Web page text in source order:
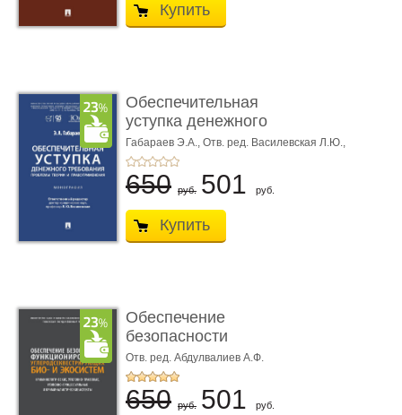
Купить
Обеспечительная
уступка денежного
требования ...
Габараев Э.А., Отв. ред. Василевская Л.Ю.,
вступ. сл. Каретина М.Г.
650 руб. 501 руб.
Купить
Обеспечение
безопасности
функционирования уг
...
Отв. ред. Абдулвалиев А.Ф.
650 руб. 501 руб.